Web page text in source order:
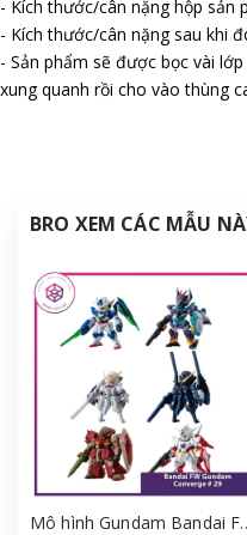
- Kích thước/cân nặng hộp sản
- Kích thước/cân nặng sau khi
- Sản phẩm sẽ được bọc vài
xung quanh rồi cho vào thùng
BRO XEM CÁC MẪU
Mô hình Gundam